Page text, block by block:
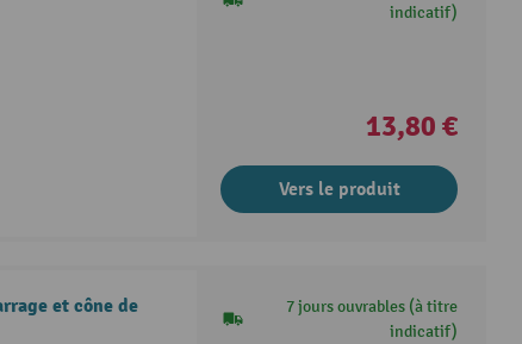
indicatif)
13,80 €
Vers le produit
et cône de
7 jours ouvrables (à titre
indicatif)